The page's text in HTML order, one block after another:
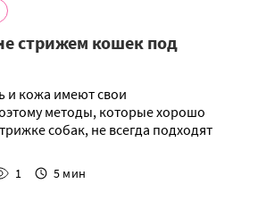
стрижем кошек под
и кожа имеют свои
методы, которые хорошо
собак, не всегда подходят
1 5 мин